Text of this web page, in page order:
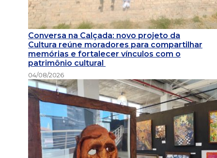
Conversa na Calçada: novo projeto da
Cultura reúne moradores para compartilhar
memórias e fortalecer vínculos com o
patrimônio cultural
04/08/2026